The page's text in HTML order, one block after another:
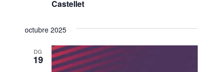
Castellet
octubre 2025
DG
19